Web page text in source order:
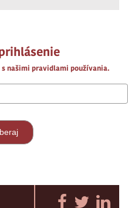
našimi pravidlami používania.